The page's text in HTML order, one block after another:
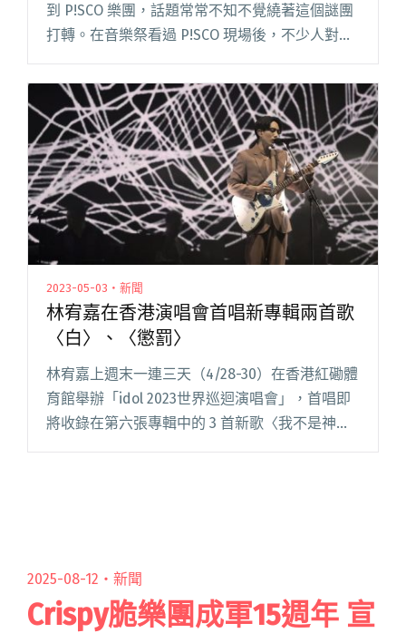
到 P!SCO 樂團，話題常常不知不覺繞著這個謎團
打轉。在音樂祭看過 P!SCO 現場後，不少人對於
下跟著唱跟著跳、底下的人就會照做啊！
Livehouse 的閱讀全文 "現場回顧：P!SCO九週年
祭 讓人又哭又笑的邪教力量"
2023-05-03・新聞
林宥嘉在香港演唱會首唱新專輯兩首歌
〈白〉、〈懲罰〉
林宥嘉上週末一連三天（4/28-30）在香港紅磡體
育館舉辦「idol 2023世界巡迴演唱會」，首唱即
將收錄在第六張專輯中的 3 首新歌〈我不是神，
我只是平凡卻直拗愛著你的人〉、〈白〉和〈懲
2025-08-12・ 新聞
Crispy脆樂團成軍15週年 宣